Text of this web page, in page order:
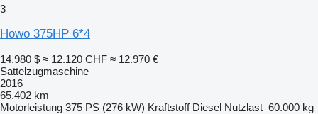
3
Howo 375HP 6*4
14.980 $ ≈ 12.120 CHF ≈ 12.970 €
Sattelzugmaschine
2016
65.402 km
Motorleistung 375 PS (276 kW) Kraftstoff Diesel Nutzlast 60.000 kg